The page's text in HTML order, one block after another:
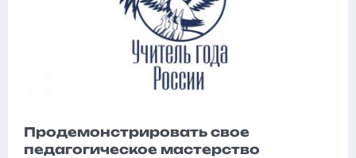
Продемонстрировать свое
педагогическое мастерство